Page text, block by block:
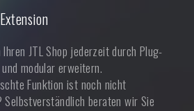
JTL Shop jederzeit durch Plug-
modular erweitern.
Funktion ist noch nicht
Selbstverständlich beraten wir Sie